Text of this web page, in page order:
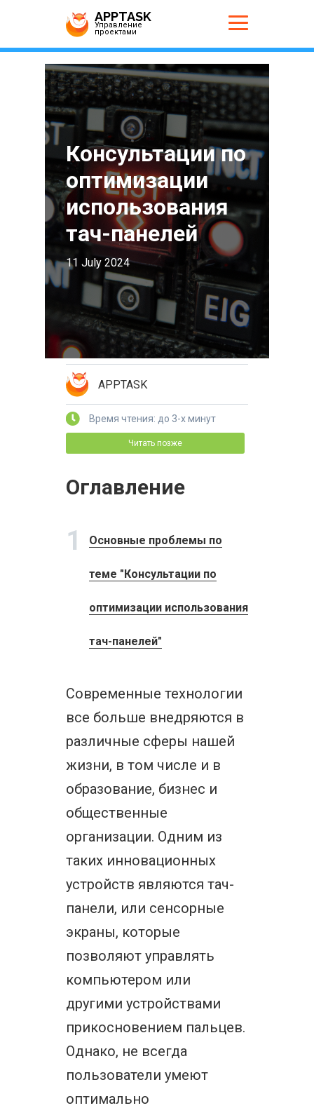
APPTASK
Управление
проектами
Консультации по
оптимизации
использования
тач-панелей
11 July 2024
APPTASK
Время чтения: до 3-х минут
Читать позже
Оглавление
1 Основные проблемы по
теме "Консультации по
оптимизации использования
тач-панелей"
Современные технологии
все больше внедряются в
различные сферы нашей
жизни, в том числе и в
образование, бизнес и
общественные
организации. Одним из
таких инновационных
устройств являются тач-
панели, или сенсорные
экраны, которые
позволяют управлять
компьютером или
другими устройствами
прикосновением пальцев.
Однако, не всегда
пользователи умеют
оптимально